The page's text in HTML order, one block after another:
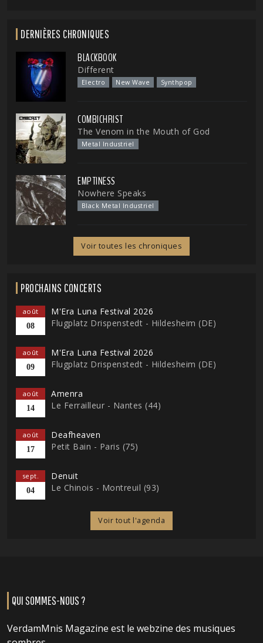
DERNIÈRES CHRONIQUES
BLACKBOOK
Different
Electro New Wave Synthpop
COMBICHRIST
The Venom in the Mouth of God
Metal Industriel
EMPTINESS
Nowhere Speaks
Black Metal Industriel
Voir toutes les chroniques
PROCHAINS CONCERTS
août
08
M'Era Luna Festival 2026
Flugplatz Drispenstedt - Hildesheim (DE)
août
09
M'Era Luna Festival 2026
Flugplatz Drispenstedt - Hildesheim (DE)
août
14
Amenra
Le Ferrailleur - Nantes (44)
août
17
Deafheaven
Petit Bain - Paris (75)
sept.
04
Denuit
Le Chinois - Montreuil (93)
Voir tout l'agenda
QUI SOMMES-NOUS ?
VerdamMnis Magazine est le webzine des musiques